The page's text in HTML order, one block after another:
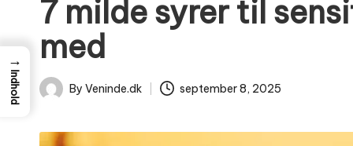
7 milde syrer til
med
Posted
By Veninde.dk september 8, 2025
→
Indhold